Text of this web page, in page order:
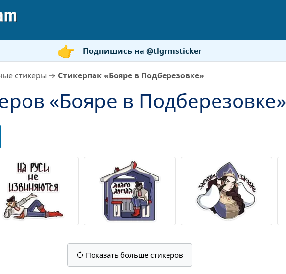
Подпишись на @tlgrmsticker
стикеры → Стикерпак «Бояре в Подберезовке»
«Бояре в Подберезовке»
Показать больше стикеров